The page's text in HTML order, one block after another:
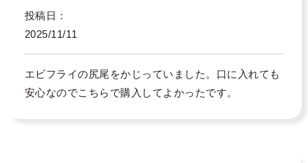
投稿日
2025/11/11
エビフライの尻尾をかじっていました。口に入れても
安心なのでこちらで購入してよかったです。